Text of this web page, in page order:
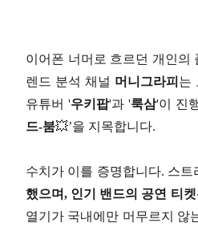
이어폰 너머로 흐르던 개인의
렌드 분석 채널 머니그라피 는
유튜버 '우키팝'과 '룩삼'이 진
드-붐💥’을 지목합니다.
수치가 이를 증명합니다. 스
했으며, 인기 밴드의 공연 티
열기가 국내에만 머무르지 않